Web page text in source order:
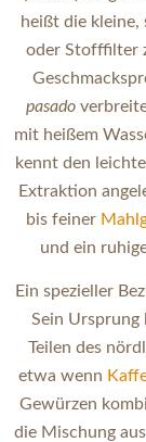
heißt die kleine,
oder Stofffilter
pasado
mit heißem
kennt den
Extraktion
bis feiner
und ein
Ein spezieller
Sein Ursprung
Teilen des
etwa wenn
Gewürzen
die Mischung